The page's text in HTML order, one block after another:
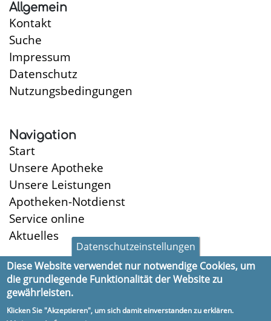
Allgemein
Kontakt
Suche
Impressum
Datenschutz
Nutzungsbedingungen
Navigation
Start
Unsere Apotheke
Unsere Leistungen
Apotheken-Notdienst
Service online
Aktuelles
Öffnungszeiten
Montag:
Datenschutzeinstellungen
Diese Website verwendet nur notwendige Cookies, um
die grundlegende Funktionalität der Website zu
gewährleisten.
Klicken Sie "Akzeptieren", um sich damit einverstanden zu erklären.